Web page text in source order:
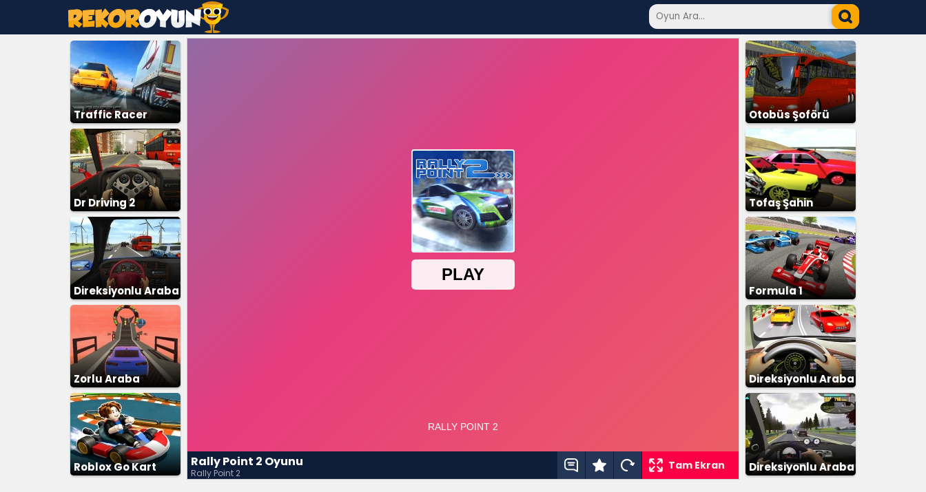
Traffic Racer
Dr Driving 2
Direksiyonlu Araba
Sürme
Zorlu Araba
Parkuru 3D
Roblox Go Kart Rally Point 2 Oyunu
Rally Point 2
Tam Ekran
Otobüs Şoförü
Simülatör
Tofaş Şahin
Formula 1
Direksiyonlu Araba
Direksiyonlu Araba